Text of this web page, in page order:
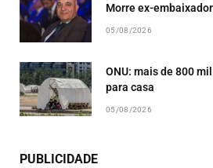
Morre ex-
05/08/2026
ONU: mais de 800
para casa
05/08/2026
PUBLICIDADE